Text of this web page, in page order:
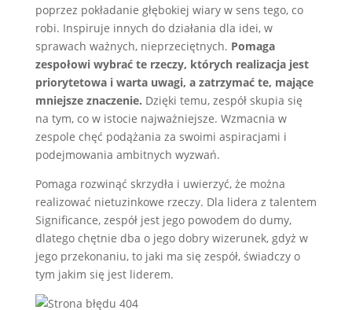
poprzez pokładanie głębokiej wiary w sens tego, co
robi. Inspiruje innych do działania dla idei, w
sprawach ważnych, nieprzeciętnych. Pomaga
zespołowi wybrać te rzeczy, których realizacja jest
priorytetowa i warta uwagi, a zatrzymać te, mające
mniejsze znaczenie. Dzięki temu, zespół skupia się
na tym, co w istocie najważniejsze. Wzmacnia w
zespole chęć podążania za swoimi aspiracjami i
podejmowania ambitnych wyzwań.
Pomaga rozwinąć skrzydła i uwierzyć, że można
realizować nietuzinkowe rzeczy. Dla lidera z talentem
Significance, zespół jest jego powodem do dumy,
dlatego chętnie dba o jego dobry wizerunek, gdyż w
jego przekonaniu, to jaki ma się zespół, świadczy o
tym jakim się jest liderem.